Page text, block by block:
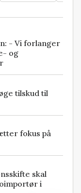
- Vi forlanger
og
tilskud til
fokus på
skal
i